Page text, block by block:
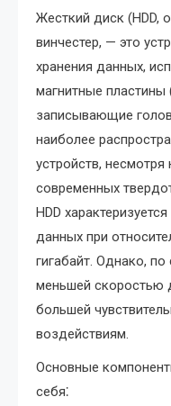
Жесткий диск (HDD,
винчестер, — это
хранения данных,
магнитные
записывающие
наиболее
устройств,
современных
HDD
данных при
гигабайт. Однако,
меньшей скоростью
большей
воздействиям.
Основные
себя⁚